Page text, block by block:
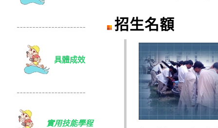
具體成效
實用技能學程
招生名額